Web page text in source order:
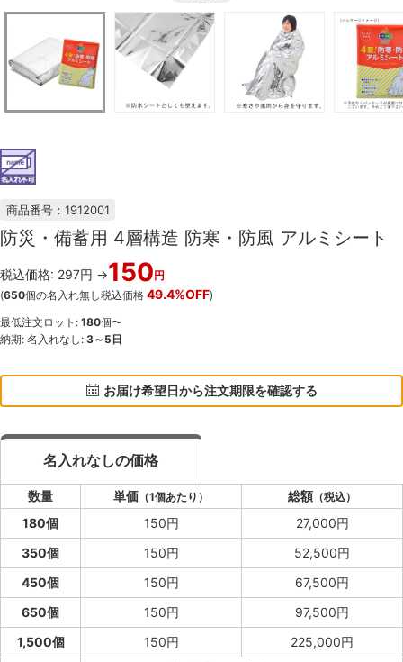
商品番号：1912001
防災・備蓄用 4層構造 防寒・防風 アルミシート
税込価格: 297円 →150円
(650個の名入れ無し税込価格 49.4%OFF)
最低注文ロット: 180個〜
納期: 名入れなし: 3～5日
お届け希望日から注文期限を確認する
名入れなしの価格
数量 単価 （1個あたり） 総額 （税込）
180個 150円
27,000円
350個
150円
52,500円
450個
150円
67,500円
650個
150円
97,500円
1,500個
150円 225,000円